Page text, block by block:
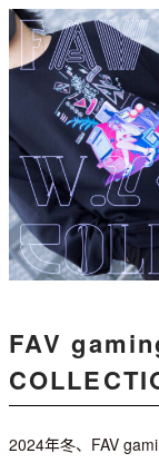
FAV
2024年冬、FAV